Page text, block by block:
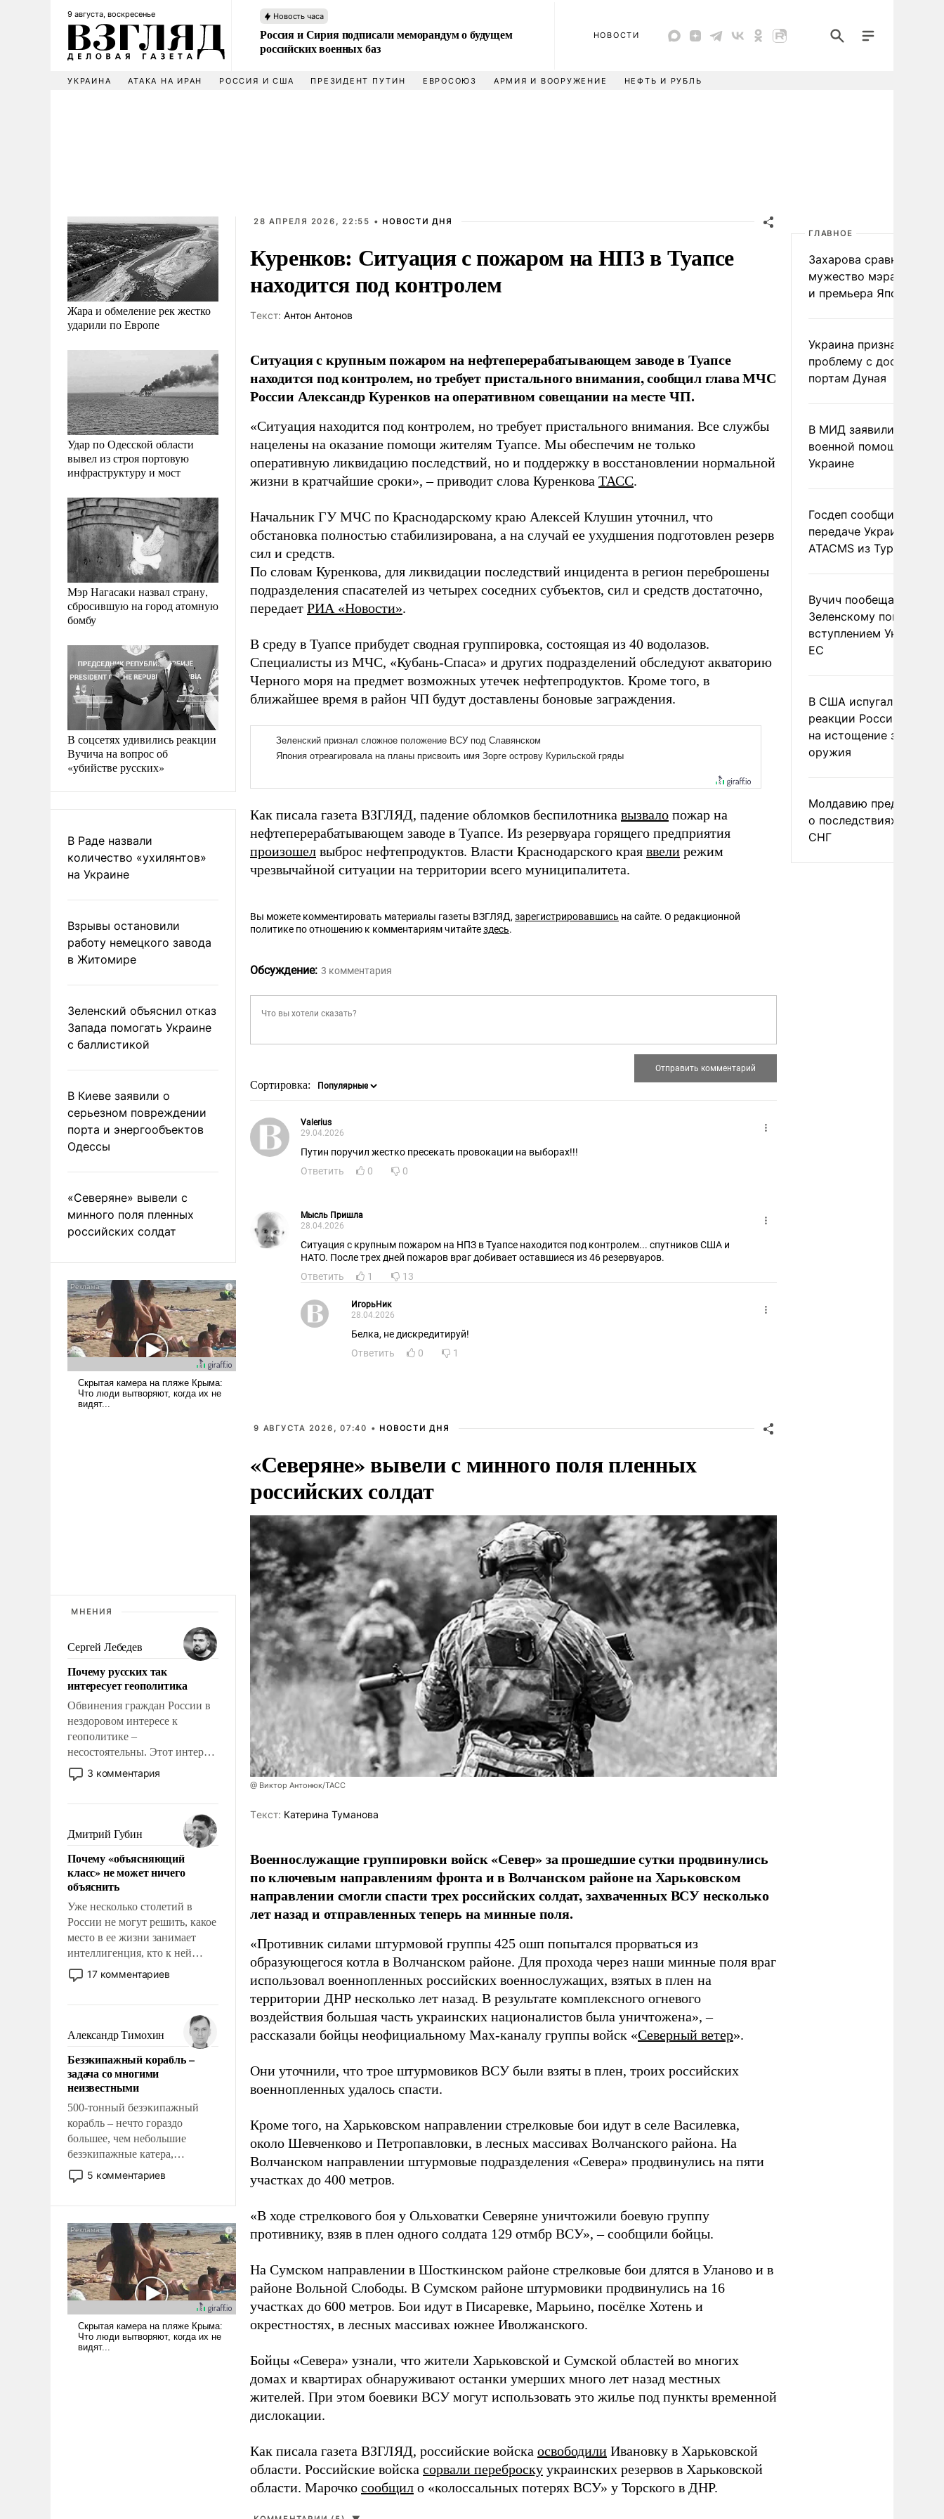
9 августа, воскресенье Новость часа
Россия и Сирия подписали меморандум о будущем
российских военных баз
НОВОСТИ
УКРАИНА АТАКА НА ИРАН РОССИЯ И США ПРЕЗИДЕНТ ПУТИН ЕВРОСОЮЗ АРМИЯ И ВООРУЖЕНИЕ НЕФТЬ И РУБЛЬ
Жара и обмеление рек жестко
ударили по Европе
Удар по Одесской области
вывел из строя портовую
инфраструктуру и мост
Мэр Нагасаки назвал страну,
сбросившую на город атомную
бомбу
В соцсетях удивились реакции
Вучича на вопрос об
«убийстве русских»
В Раде назвали
количество «ухилянтов»
на Украине
Взрывы остановили
работу немецкого завода
в Житомире
Зеленский объяснил отказ
Запада помогать Украине
с баллистикой
В Киеве заявили о
серьезном повреждении
порта и энергообъектов
Одессы
«Северяне» вывели с
минного поля пленных
российских солдат
МНЕНИЯ
Сергей Лебедев
Почему русских так
интересует геополитика
Обвинения граждан России в
нездоровом интересе к
геополитике –
несостоятельны. Этот интерес
рационален и прагматичен. Он
обусловлен тысячелетним
фундаментальным знанием,
что мировая политика имеет
свойство заявляться на порог
нашего дома.
3 комментария
Дмитрий Губин
Почему «объясняющий
класс» не может ничего
объяснить
Уже несколько столетий в
России не могут решить, какое
место в ее жизни занимает
интеллигенция, кто к ней
принадлежит, а кого из нее
исключили с правом
чем она отличается от просто
образованных людей. Иногда
казалось, что эти вопросы
решены раз и навсегда, но –
нет, не решены.
17 комментариев
Александр Тимохин
Безэкипажный корабль –
задача со многими
неизвестными
500-тонный безэкипажный
корабль – нечто гораздо
большее, чем небольшие
безэкипажные катера,
применение которых уже
стало обыденностью. Задача по
и ее реализация радикально
поднимет наши боевые
возможности.
5 комментариев
28 АПРЕЛЯ 2026, 22:55 • НОВОСТИ ДНЯ
Куренков: Ситуация с пожаром на НПЗ в Туапсе
находится под контролем
Tекст: Антон Антонов
Ситуация с крупным пожаром на нефтеперерабатывающем заводе в Туапсе
находится под контролем, но требует пристального внимания, сообщил глава МЧС
России Александр Куренков на оперативном совещании на месте ЧП.
«Ситуация находится под контролем, но требует пристального внимания. Все службы
нацелены на оказание помощи жителям Туапсе. Мы обеспечим не только
оперативную ликвидацию последствий, но и поддержку в восстановлении нормальной
жизни в кратчайшие сроки», – приводит слова Куренкова ТАСС.
Начальник ГУ МЧС по Краснодарскому краю Алексей Клушин уточнил, что
обстановка полностью стабилизирована, а на случай ее ухудшения подготовлен резерв
сил и средств.
По словам Куренкова, для ликвидации последствий инцидента в регион переброшены
подразделения спасателей из четырех соседних субъектов, сил и средств достаточно,
передает РИА «Новости».
В среду в Туапсе прибудет сводная группировка, состоящая из 40 водолазов.
Специалисты из МЧС, «Кубань-Спаса» и других подразделений обследуют акваторию
Черного моря на предмет возможных утечек нефтепродуктов. Кроме того, в
ближайшее время в район ЧП будут доставлены боновые заграждения.
Как писала газета ВЗГЛЯД, падение обломков беспилотника вызвало пожар на
нефтеперерабатывающем заводе в Туапсе. Из резервуара горящего предприятия
произошел выброс нефтепродуктов. Власти Краснодарского края ввели режим
чрезвычайной ситуации на территории всего муниципалитета.
Вы можете комментировать материалы газеты ВЗГЛЯД, зарегистрировавшись на сайте. О редакционной
политике по отношению к комментариям читайтездесь.
Обсуждение: 3 комментария
Сортировка:
Valerius
29.04.2026
Путин поручил жестко пресекать провокации на выборах!!!
Ответить
0 0
Мысль Пришла
28.04.2026
Ситуация с крупным пожаром на НПЗ в Туапсе находится под контролем... спутников США и
НАТО. После трех дней пожаров враг добивает оставшиеся из 46 резервуаров.
Ответить
1 13
ИгорьНик
28.04.2026
Белка, не дискредитируй!
Ответить
0 1
9 АВГУСТА 2026, 07:40 • НОВОСТИ ДНЯ
«Северяне» вывели с минного поля пленных
российских солдат
@ Виктор Антонюк/ТАСС
Tекст: Катерина Туманова
Военнослужащие группировки войск «Север» за прошедшие сутки продвинулись
по ключевым направлениям фронта и в Волчанском районе на Харьковском
направлении смогли спасти трех российских солдат, захваченных ВСУ несколько
лет назад и отправленных теперь на минные поля.
«Противник силами штурмовой группы 425 ошп попытался прорваться из
образующегося котла в Волчанском районе. Для прохода через наши минные поля враг
использовал военнопленных российских военнослужащих, взятых в плен на
территории ДНР несколько лет назад. В результате комплексного огневого
воздействия большая часть украинских националистов была уничтожена», –
рассказали бойцы неофициальному Max-каналу группы войск «Северный ветер».
Они уточнили, что трое штурмовиков ВСУ были взяты в плен, троих российских
военнопленных удалось спасти.
Кроме того, на Харьковском направлении стрелковые бои идут в селе Василевка,
около Шевченково и Петропавловки, в лесных массивах Волчанского района. На
Волчанском направлении штурмовые подразделения «Севера» продвинулись на пяти
участках до 400 метров.
«В ходе стрелкового боя у Ольховатки Северяне уничтожили боевую группу
противнику, взяв в плен одного солдата 129 отмбр ВСУ», – сообщили бойцы.
На Сумском направлении в Шосткинском районе стрелковые бои длятся в Уланово и в
районе Вольной Слободы. В Сумском районе штурмовики продвинулись на 16
участках до 600 метров. Бои идут в Писаревке, Марьино, посёлке Хотень и
окрестностях, в лесных массивах южнее Иволжанского.
Бойцы «Севера» узнали, что жители Харьковской и Сумской областей во многих
домах и квартирах обнаруживают останки умерших много лет назад местных
жителей. При этом боевики ВСУ могут использовать это жилье под пункты временной
дислокации.
Как писала газета ВЗГЛЯД, российские войска освободили Ивановку в Харьковской
области. Российские войска сорвали переброску украинских резервов в Харьковской
области. Марочко сообщил о «колоссальных потерях ВСУ» у Торского в ДНР.
ГЛАВНОЕ
Захарова сравнила
мужество мэра
и премьера Японии
Украина признала
проблему с доступом к
портам Дуная
В МИД заявили о
военной помощи
Украине
Госдеп сообщил о
передаче Украине
ATACMS из Турции
Вучич пообещал
Зеленскому помочь со
вступлением Украины в
ЕС
В США испугались
реакции России и
на истощение запасов
оружия
Молдавию
о последствиях выхода
СНГ